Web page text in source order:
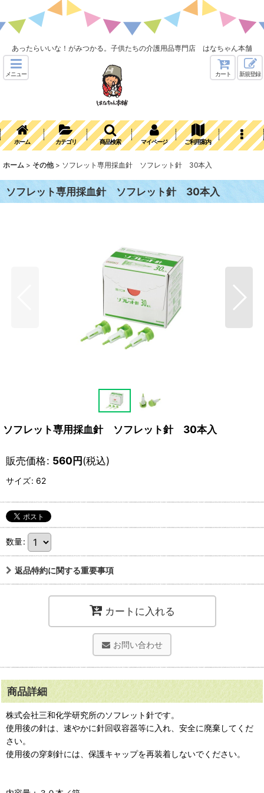
あったらいいな！がみつかる。子供たちの介護用品専門店 はなちゃん本舗
メニュー カート 新規登録
ホーム カテゴリ 商品検索 マイページ ご利用案内
ホーム > その他 > ソフレット専用採血針 ソフレット針 30本入
ソフレット専用採血針 ソフレット針 30本入
ソフレット専用採血針 ソフレット針 30本入
販売価格: 560円(税込)
サイズ: 62
数量:
返品特約に関する重要事項
カートに入れる
お問い合わせ
商品詳細
株式会社三和化学研究所のソフレット針です。
使用後の針は、速やかに針回収容器等に入れ、安全に廃棄してくだ
さい。
使用後の穿刺針には、保護キャップを再装着しないでください。